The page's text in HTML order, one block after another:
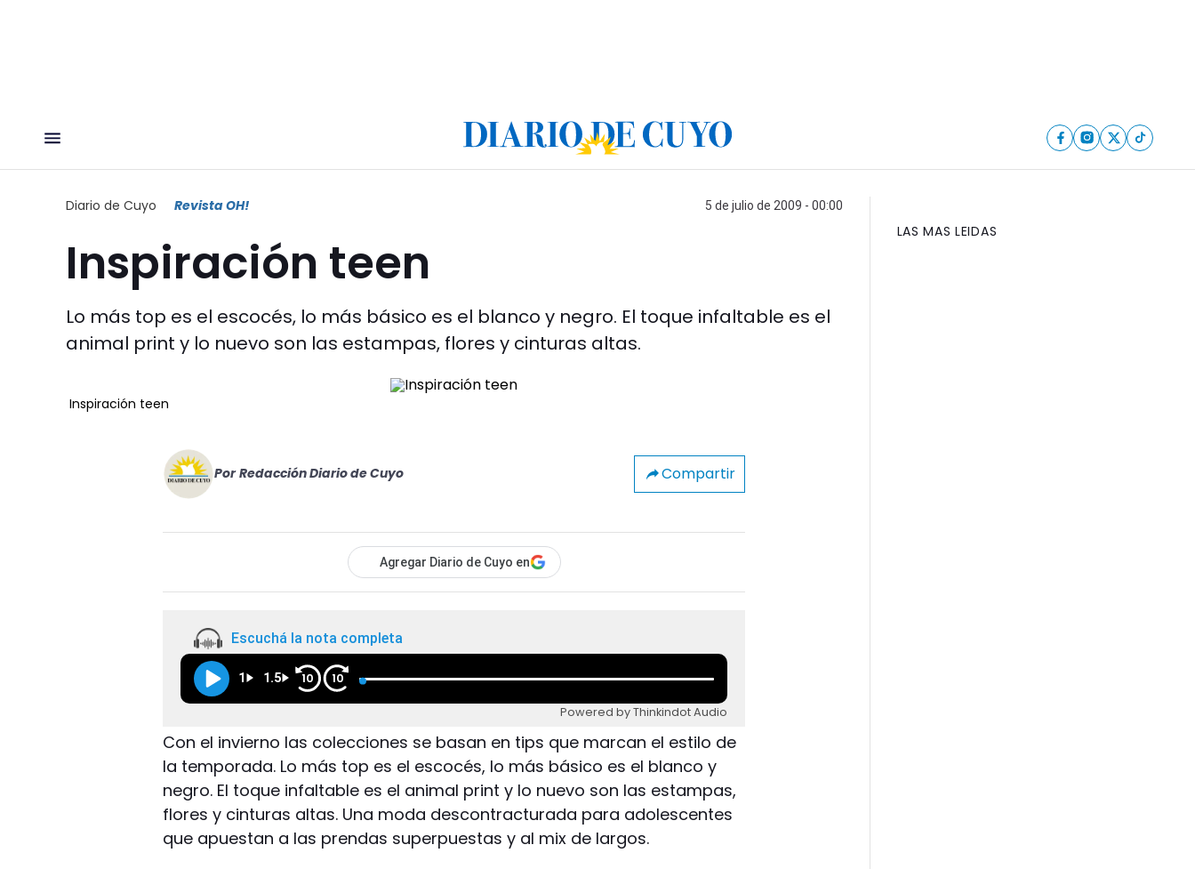
Diario de Cuyo Revista OH! 5 de julio de 2009 - 00:00
Inspiración teen
Lo más top es el escocés, lo más básico es el blanco y negro. El toque infaltable es el
animal print y lo nuevo son las estampas, flores y cinturas altas.
Inspiración teen
Por Redacción Diario de Cuyo Compartir
Agregar Diario de Cuyo en
Escuchá la nota completa
1 1.5 10 10
Powered by Thinkindot Audio
Con el invierno las colecciones se basan en tips que marcan el estilo de
la temporada. Lo más top es el escocés, lo más básico es el blanco y
negro. El toque infaltable es el animal print y lo nuevo son las estampas,
flores y cinturas altas. Una moda descontracturada para adolescentes
que apuestan a las prendas superpuestas y al mix de largos.
LAS MAS LEIDAS